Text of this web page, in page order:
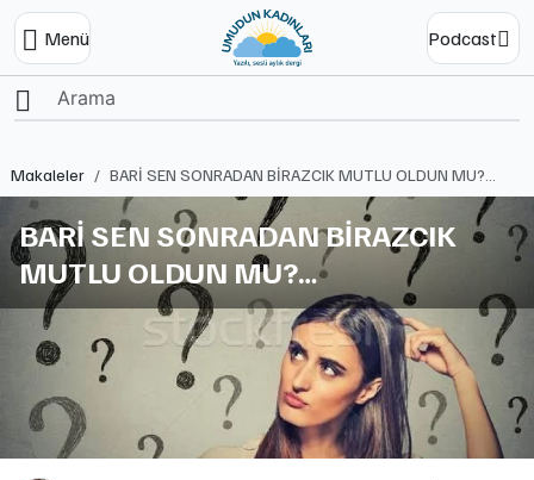
Menü Podcast
Ana Sayfa
Makaleler BARİ SEN SONRADAN BİRAZCIK MUTLU OLDUN MU?…
BARİ SEN SONRADAN BİRAZCIK
MUTLU OLDUN MU?…